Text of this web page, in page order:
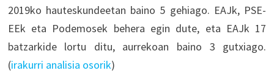
2019ko hauteskundeetan baino 5 gehiago. EAJk, PSE-
EEk eta Podemosek behera egin dute, eta EAJk 17
batzarkide lortu ditu, aurrekoan baino 3 gutxiago.
(irakurri analisia osorik)